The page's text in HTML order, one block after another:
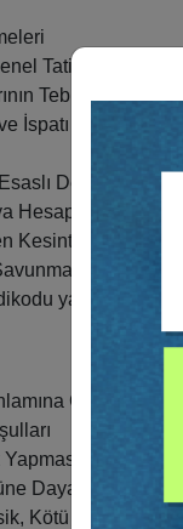
Tatil Günlerinde
Tebliği ve
İspatı
Değişiklik
Hesaplarının ve
Kesinti Yapması
Alma ve
yapma -Sigara
Gelen Sözler
Yapması Halinde
Dayalı
Kötü Yapması